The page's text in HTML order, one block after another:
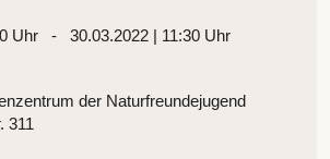
Uhr - 30.03.2022 | 11:30 Uhr
der Naturfreundejugend
311